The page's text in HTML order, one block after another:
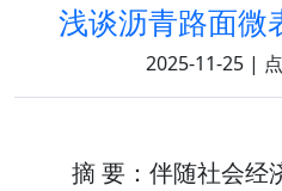
浅谈沥青路面微
2025-11-25 | 点
摘 要：伴随社会经